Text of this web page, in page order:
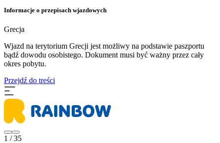
Informacje o przepisach wjazdowych
Grecja
Wjazd na terytorium Grecji jest możliwy na podstawie paszportu
bądź dowodu osobistego. Dokument musi być ważny przez cały
okres pobytu.
Przejdź do treści
1 / 35